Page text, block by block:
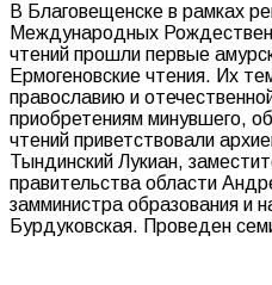
В Благовещенске в рамках
Международных
чтений прошли первые
Ермогеновские чтения. Их
православию и
приобретениям минувшего,
чтений приветствовали
Тындинский Лукиан,
правительства области
замминистра образования и
Бурдуковская. Проведен